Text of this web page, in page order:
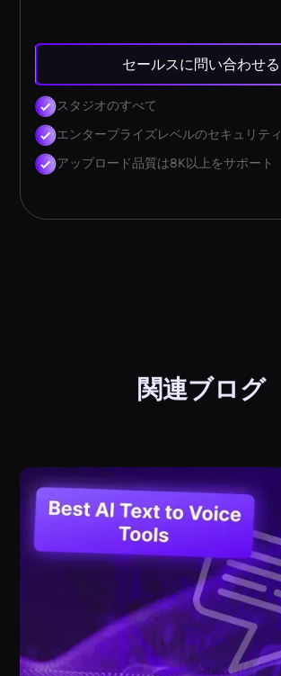
セールスに問い合わせる
スタジオのすべて
エンタープライズレベルのセキュリティ
アップロード品質は8K以上をサポート
関連ブログ